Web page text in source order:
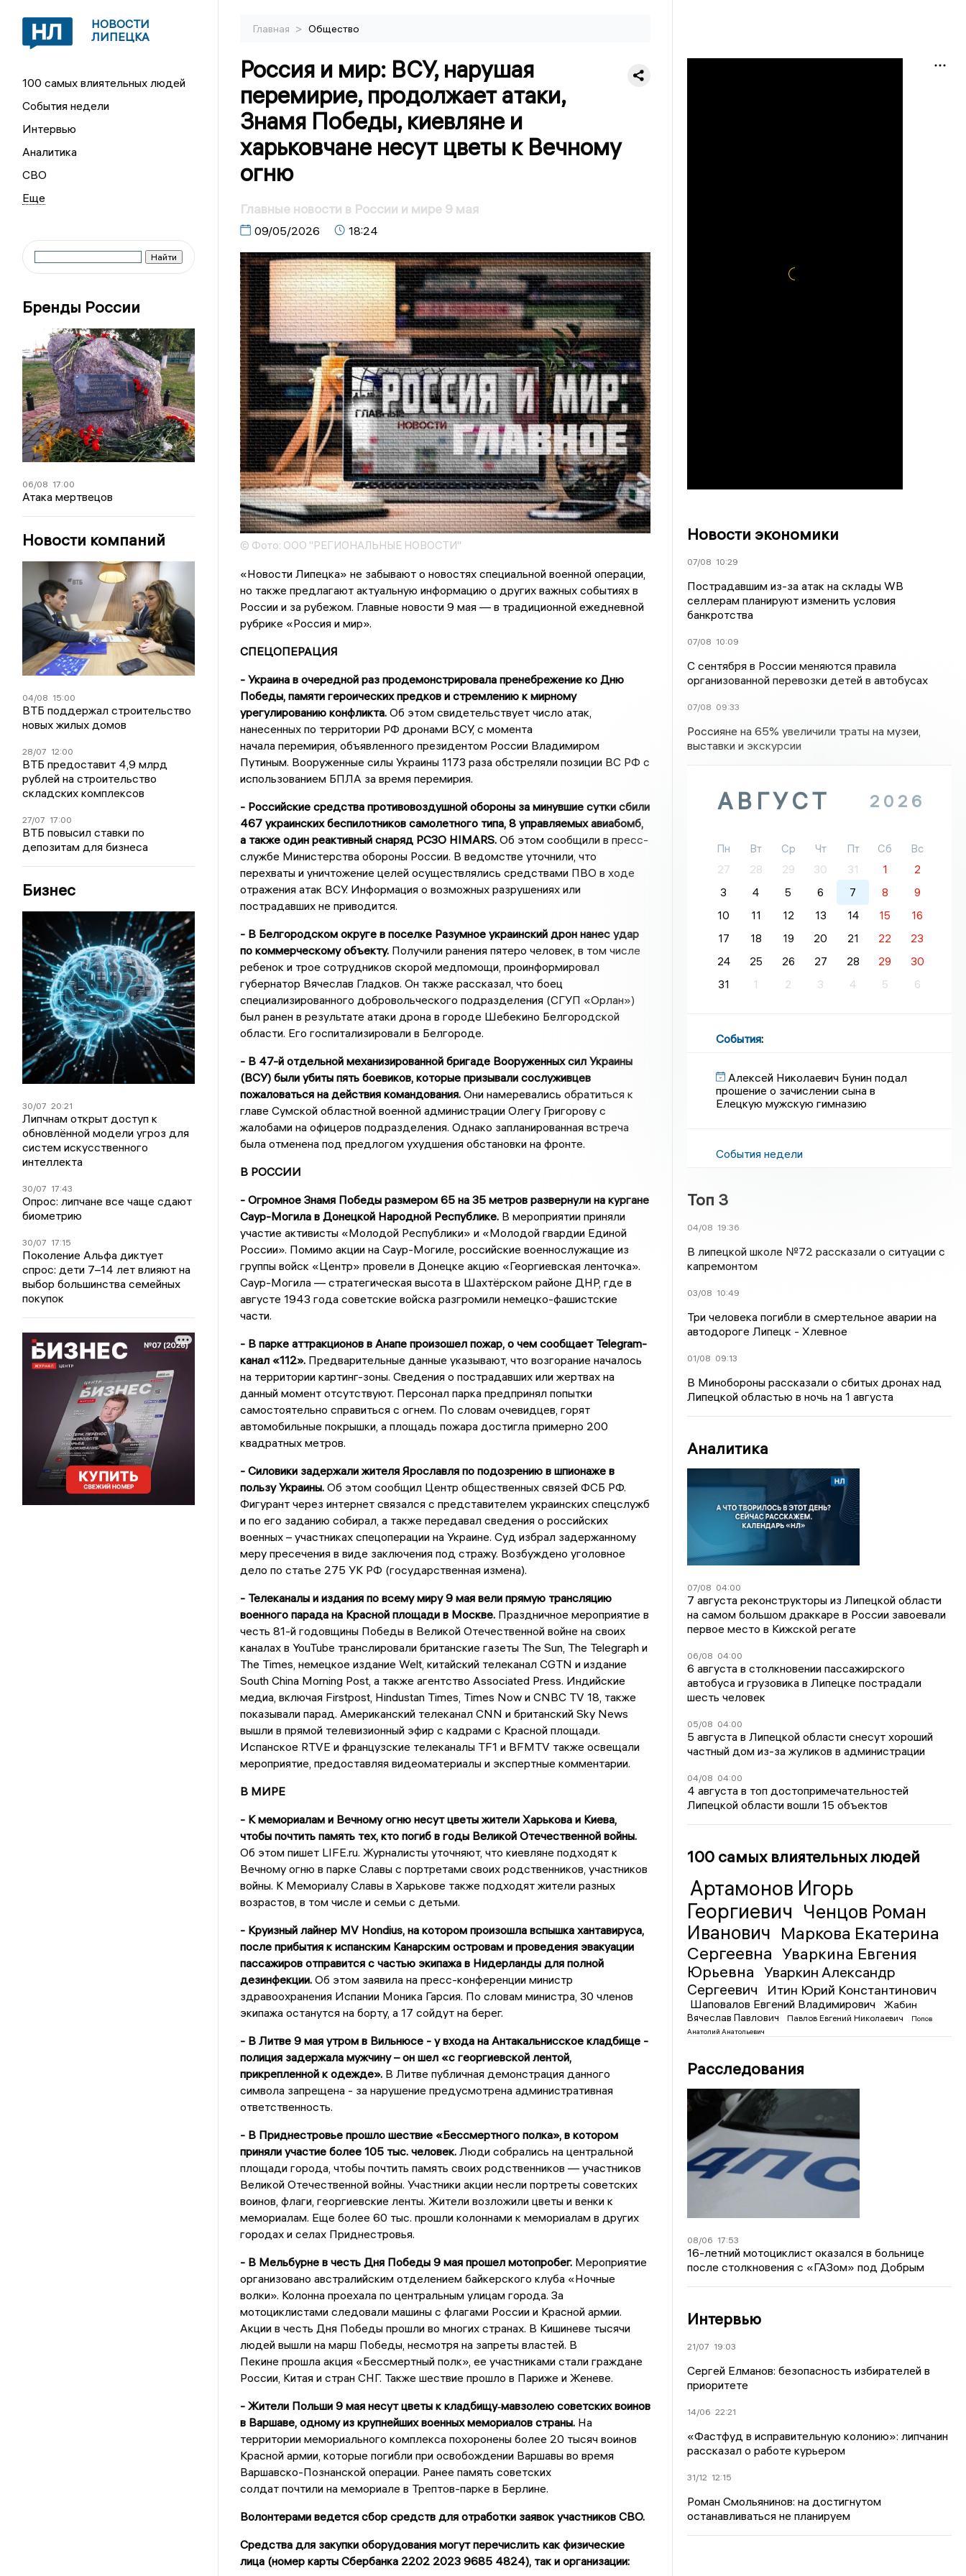
НОВОСТИ
ЛИПЕЦКА
100 самых влиятельных людей
События недели
Интервью
Аналитика
СВО
Бренды России
06/08 17:00
Атака мертвецов
Новости компаний
04/08 15:00
ВТБ поддержал строительство
новых жилых домов
28/07 12:00
ВТБ предоставит 4,9 млрд
рублей на строительство
складских комплексов
27/07 17:00
ВТБ повысил ставки по
депозитам для бизнеса
Бизнес
30/07 20:21
Липчнам открыт доступ к
обновлённой модели угроз для
систем искусственного
интеллекта
30/07 17:43
Опрос: липчане все чаще сдают
биометрию
30/07 17:15
Поколение Альфа диктует
спрос: дети 7–14 лет влияют на
выбор большинства семейных
покупок
Главная > Общество
Россия и мир: ВСУ, нарушая
перемирие, продолжает атаки,
Знамя Победы, киевляне и
харьковчане несут цветы к Вечному
огню
Главные новости в России и мире 9 мая
09/05/2026 18:24
© Фото: ООО "РЕГИОНАЛЬНЫЕ НОВОСТИ"
«Новости Липецка» не забывают о новостях специальной военной операции,
но также предлагают актуальную информацию о других важных событиях в
России и за рубежом. Главные новости 9 мая — в традиционной ежедневной
рубрике «Россия и мир».
СПЕЦОПЕРАЦИЯ
- Украина в очередной раз продемонстрировала пренебрежение ко Дню
Победы, памяти героических предков и стремлению к мирному
урегулированию конфликта.Об этом свидетельствует число атак,
нанесенных по территории РФ дронами ВСУ, с момента
начала перемирия, объявленного президентом России Владимиром
Путиным. Вооруженные силы Украины 1173 раза обстреляли позиции ВС РФ с
использованием БПЛА за время перемирия.
- Российские средства противовоздушной обороны за минувшие сутки сбили
467 украинских беспилотников самолетного типа, 8 управляемых авиабомб,
а также один реактивный снаряд РСЗО HIMARS.Об этом сообщили в пресс-
службе Министерства обороны России. В ведомстве уточнили, что
перехваты и уничтожение целей осуществлялись средствами ПВО в ходе
отражения атак ВСУ. Информация о возможных разрушениях или
пострадавших не приводится.
- В Белгородском округе в поселке Разумное украинский дрон нанес удар
по коммерческому объекту.Получили ранения пятеро человек, в том числе
ребенок и трое сотрудников скорой медпомощи, проинформировал
губернатор Вячеслав Гладков. Он также рассказал, что боец
специализированного добровольческого подразделения (СГУП «Орлан»)
был ранен в результате атаки дрона в городе Шебекино Белгородской
области. Его госпитализировали в Белгороде.
- В 47-й отдельной механизированной бригаде Вооруженных сил Украины
(ВСУ) были убиты пять боевиков, которые призывали сослуживцев
пожаловаться на действия командования.Они намеревались обратиться к
главе Сумской областной военной администрации Олегу Григорову с
жалобами на офицеров подразделения. Однако запланированная встреча
была отменена под предлогом ухудшения обстановки на фронте.
В РОССИИ
- Огромное Знамя Победы размером 65 на 35 метров развернули на кургане
Саур-Могила в Донецкой Народной Республике.В мероприятии приняли
участие активисты «Молодой Республики» и «Молодой гвардии Единой
России». Помимо акции на Саур-Могиле, российские военнослужащие из
группы войск «Центр» провели в Донецке акцию «Георгиевская ленточка».
Саур-Могила — стратегическая высота в Шахтёрском районе ДНР, где в
августе 1943 года советские войска разгромили немецко-фашистские
части.
- В парке аттракционов в Анапе произошел пожар, о чем сообщает Telegram-
канал «112».Предварительные данные указывают, что возгорание началось
на территории картинг-зоны. Сведения о пострадавших или жертвах на
данный момент отсутствуют. Персонал парка предпринял попытки
самостоятельно справиться с огнем. По словам очевидцев, горят
автомобильные покрышки, а площадь пожара достигла примерно 200
квадратных метров.
- Силовики задержали жителя Ярославля по подозрению в шпионаже в
пользу Украины.Об этом сообщил Центр общественных связей ФСБ РФ.
Фигурант через интернет связался с представителем украинских спецслужб
и по его заданию собирал, а также передавал сведения о российских
военных – участниках спецоперации на Украине. Суд избрал задержанному
меру пресечения в виде заключения под стражу. Возбуждено уголовное
дело по статье 275 УК РФ (государственная измена).
- Телеканалы и издания по всему миру 9 мая вели прямую трансляцию
военного парада на Красной площади в Москве.Праздничное мероприятие в
честь 81-й годовщины Победы в Великой Отечественной войне на своих
каналах в YouTube транслировали британские газеты The Sun, The Telegraph и
The Times, немецкое издание Welt, китайский телеканал CGTN и издание
South China Morning Post, а также агентство Associated Press. Индийские
медиа, включая Firstpost, Hindustan Times, Times Now и CNBC TV 18, также
показывали парад. Американский телеканал CNN и британский Sky News
вышли в прямой телевизионный эфир с кадрами с Красной площади.
Испанское RTVE и французские телеканалы TF1 и BFMTV также освещали
мероприятие, предоставляя видеоматериалы и экспертные комментарии.
В МИРЕ
- К мемориалам и Вечному огню несут цветы жители Харькова и Киева,
чтобы почтить память тех, кто погиб в годы Великой Отечественной войны.
Об этом пишет LIFE.ru. Журналисты уточняют, что киевляне подходят к
Вечному огню в парке Славы с портретами своих родственников, участников
войны. К Мемориалу Славы в Харькове также подходят жители разных
возрастов, в том числе и семьи с детьми.
- Круизный лайнер MV Hondius, на котором произошла вспышка хантавируса,
после прибытия к испанским Канарским островам и проведения эвакуации
пассажиров отправится с частью экипажа в Нидерланды для полной
дезинфекции.Об этом заявила на пресс-конференции министр
здравоохранения Испании Моника Гарсия. По словам министра, 30 членов
экипажа останутся на борту, а 17 сойдут на берег.
- В Литве 9 мая утром в Вильнюсе - у входа на Антакальнисское кладбище -
полиция задержала мужчину – он шел «с георгиевской лентой,
прикрепленной к одежде».В Литве публичная демонстрация данного
символа запрещена - за нарушение предусмотрена административная
ответственность.
- В Приднестровье прошло шествие «Бессмертного полка», в котором
приняли участие более 105 тыс. человек.Люди собрались на центральной
площади города, чтобы почтить память своих родственников — участников
Великой Отечественной войны. Участники акции несли портреты советских
воинов, флаги, георгиевские ленты. Жители возложили цветы и венки к
мемориалам. Еще более 60 тыс. прошли колоннами к мемориалам в других
городах и селах Приднестровья.
- В Мельбурне в честь Дня Победы 9 мая прошел мотопробег.Мероприятие
организовано австралийским отделением байкерского клуба «Ночные
волки». Колонна проехала по центральным улицам города. За
мотоциклистами следовали машины с флагами России и Красной армии.
Акции в честь Дня Победы прошли во многих странах. В Кишиневе тысячи
людей вышли на марш Победы, несмотря на запреты властей. В
Пекине прошла акция «Бессмертный полк», ее участниками стали граждане
России, Китая и стран СНГ. Также шествие прошло в Париже и Женеве.
- Жители Польши 9 мая несут цветы к кладбищу‑мавзолею советских воинов
в Варшаве, одному из крупнейших военных мемориалов страны.На
территории мемориального комплекса похоронены более 20 тысяч воинов
Красной армии, которые погибли при освобождении Варшавы во время
Варшавско-Познанской операции. Ранее память советских
солдат почтили на мемориале в Трептов-парке в Берлине.
Волонтерами ведется сбор средств для отработки заявок участников СВО.
Средства для закупки оборудования могут перечислить как физические
лица (номер карты Сбербанка 2202 2023 9685 4824), так и организации:
Новости экономики
07/08 10:29
Пострадавшим из-за атак на склады WВ
селлерам планируют изменить условия
банкротства
07/08 10:09
С сентября в России меняются правила
организованной перевозки детей в автобусах
07/08 09:33
Россияне на 65% увеличили траты на музеи,
выставки и экскурсии
АВГУСТ 2026
Пн Вт Ср Чт Пт Сб
Вс
27
28 29 30 31 1
2
3
4 5 6 7 8
9
10
11 12 13 14 15
16
17
18 19 20 21 22
23
24
25 26 27 28 29
30
31
1 2 3 4 5 6
События:
Алексей Николаевич Бунин подал
прошение о зачислении сына в
Елецкую мужскую гимназию
События недели
Топ 3
04/08 19:36
В липецкой школе №72 рассказали о ситуации с
капремонтом
03/08 10:49
Три человека погибли в смертельное аварии на
автодороге Липецк - Хлевное
01/08 09:13
В Минобороны рассказали о сбитых дронах над
Липецкой областью в ночь на 1 августа
Аналитика
07/08 04:00
7 августа реконструкторы из Липецкой области
на самом большом драккаре в России завоевали
первое место в Кижской регате
06/08 04:00
6 августа в столкновении пассажирского
автобуса и грузовика в Липецке пострадали
шесть человек
05/08 04:00
5 августа в Липецкой области снесут хороший
частный дом из-за жуликов в администрации
04/08 04:00
4 августа в топ достопримечательностей
Липецкой области вошли 15 объектов
100 самых влиятельных людей
Артамонов Игорь
Георгиевич Ченцов Роман
Иванович Маркова Екатерина
Сергеевна Уваркина Евгения
Юрьевна
Уваркин Александр
Сергеевич
Итин Юрий Константинович
Шаповалов Евгений Владимирович
Жабин
Вячеслав Павлович
Павлов Евгений Николаевич
Попов
Анатолий Анатольевич
Расследования
08/06 17:53
16-летний мотоциклист оказался в больнице
после столкновения с «ГАЗом» под Добрым
Интервью
21/07 19:03
Сергей Елманов: безопасность избирателей в
приоритете
14/06 22:21
«Фастфуд в исправительную колонию»: липчанин
рассказал о работе курьером
31/12 12:15
Роман Смольянинов: на достигнутом
останавливаться не планируем